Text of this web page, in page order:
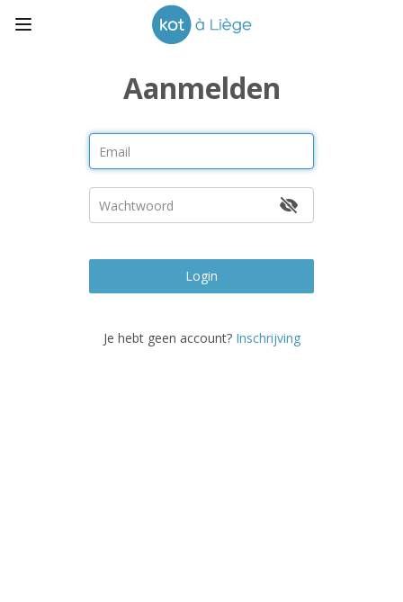
Aanmelden
Login
Je hebt geen account? Inschrijving